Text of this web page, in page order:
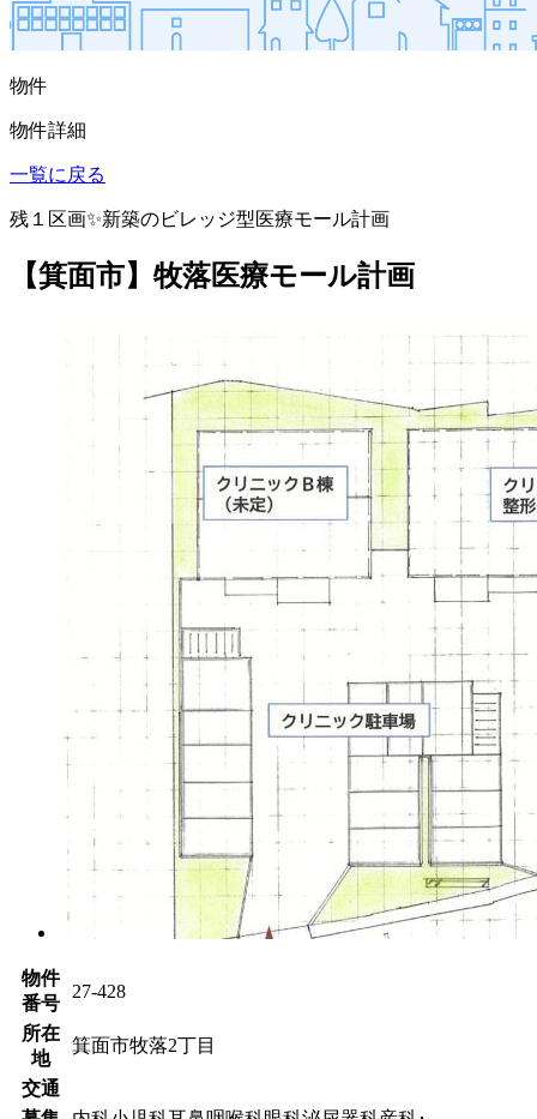
物件
物件詳細
一覧に戻る
残１区画✨新築のビレッジ型医療モール計画
【箕面市】牧落医療モール計画
物件
番号
27-428
所在
地
箕面市牧落2丁目
交通